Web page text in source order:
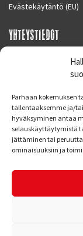
Parhaan kokemuksen
tallentaaksemme ja/
hyväksyminen antaa
selauskäyttäytymistä
jättäminen tai
ominaisuuksiin ja
Evästekäytäntö (EU)
YHTEYSTIEDOT
SUPERMOTO
Finland
Puh. 09 221 7088
info at
Maanantai - Tiistai